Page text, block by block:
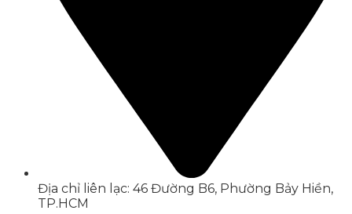
Địa chỉ liên lạc: 46 Đường B6, Phường Bảy Hiền,
TP.HCM